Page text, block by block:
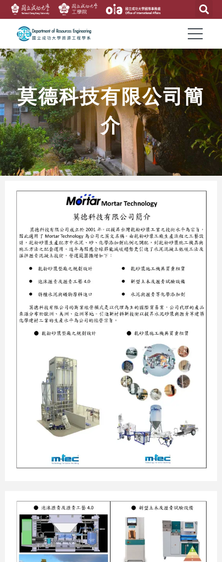
莫德科技有限公司簡
介